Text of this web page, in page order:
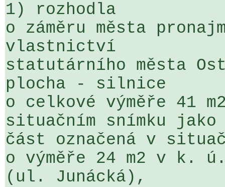
1) rozhodla
o záměru města
vlastnictví
statutárního města
plocha - silnice
o celkové výměře 41
situačním snímku
část označená v
o výměře 24 m2 v k.
(ul. Junácká),